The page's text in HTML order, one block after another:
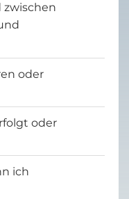
zwischen
oder
oder
ich